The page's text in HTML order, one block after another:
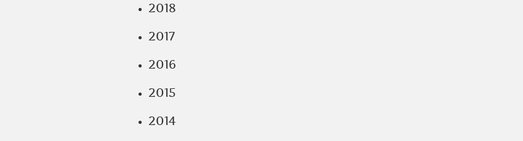
2018
2017
2016
2015
2014